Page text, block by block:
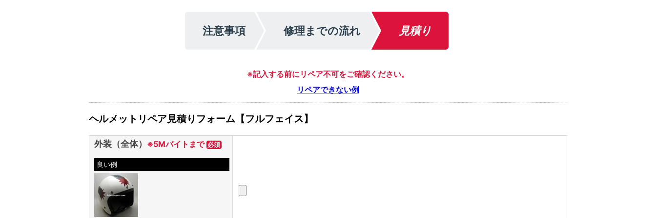
注意事項 修理までの流れ 見積り
※記入する前にリペア不可をご確認ください。
リペアできない例
ヘルメットリペア見積りフォーム【フルフェイス】
外装（全体） ※5Mバイトまで 必須
良い例